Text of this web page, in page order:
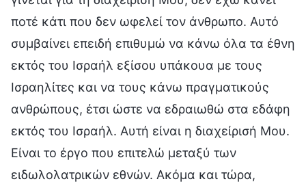
ποτέ κάτι που δεν ωφελεί τον άνθρωπο. Αυτό
συμβαίνει επειδή επιθυμώ να κάνω όλα τα έθνη
εκτός του Ισραήλ εξίσου υπάκουα με τους
Ισραηλίτες και να τους κάνω πραγματικούς
ανθρώπους, έτσι ώστε να εδραιωθώ στα εδάφη
εκτός του Ισραήλ. Αυτή είναι η διαχείρισή Μου.
Είναι το έργο που επιτελώ μεταξύ των
ειδωλολατρικών εθνών. Ακόμα και τώρα,